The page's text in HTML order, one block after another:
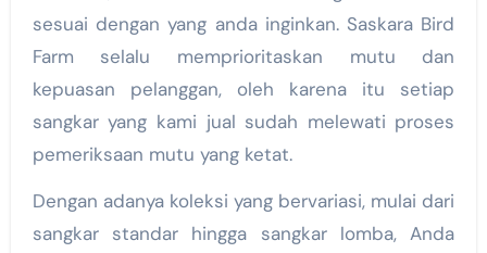
sesuai dengan yang anda inginkan. Saskara Bird
Farm selalu memprioritaskan mutu dan
kepuasan pelanggan, oleh karena itu setiap
sangkar yang kami jual sudah melewati proses
pemeriksaan mutu yang ketat.
Dengan adanya koleksi yang bervariasi, mulai dari
sangkar standar hingga sangkar lomba, Anda